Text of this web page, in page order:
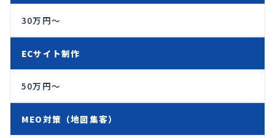
30万円〜
ECサイト制作
50万円〜
MEO対策（地図集客）